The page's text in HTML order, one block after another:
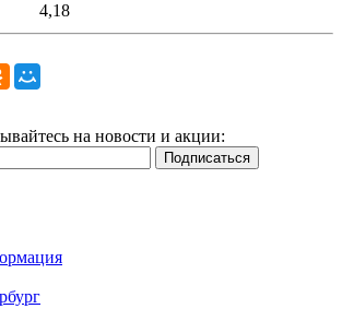
4,18
на новости и акции: